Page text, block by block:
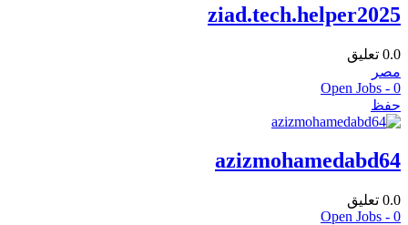
ziad.tech.helper2025
0.0 تعليق
مصر
Open Jobs - 0
حفظ
azizmohamedabd64
0.0 تعليق
Open Jobs - 0